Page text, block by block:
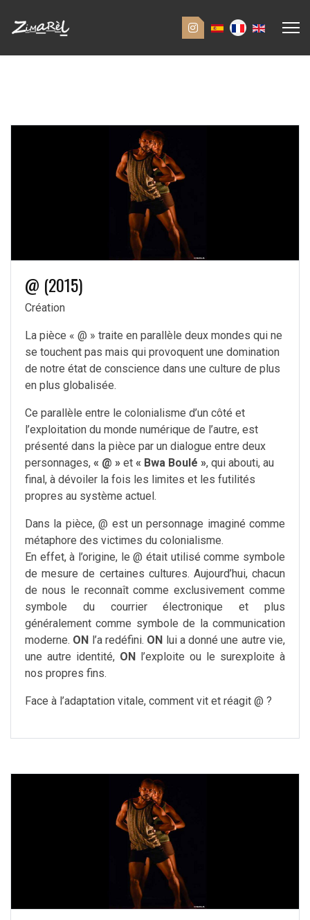
@ (2015)
Création
La pièce « @ » traite en parallèle deux mondes qui ne
se touchent pas mais qui provoquent une domination
de notre état de conscience dans une culture de plus
en plus globalisée.
Ce parallèle entre le colonialisme d’un côté et
l’exploitation du monde numérique de l’autre, est
présenté dans la pièce par un dialogue entre deux
personnages, « @ » et « Bwa Boulé », qui abouti, au
final, à dévoiler la fois les limites et les futilités
propres au système actuel.
Dans la pièce, @ est un personnage imaginé comme
métaphore des victimes du colonialisme.
En effet, à l’origine, le @ était utilisé comme symbole
de mesure de certaines cultures. Aujourd’hui, chacun
de nous le reconnaît comme exclusivement comme
symbole du courrier électronique et plus
généralement comme symbole de la communication
moderne. ON l’a redéfini. ON lui a donné une autre vie,
une autre identité, ON l’exploite ou le surexploite à
nos propres fins.
Face à l’adaptation vitale, comment vit et réagit @ ?